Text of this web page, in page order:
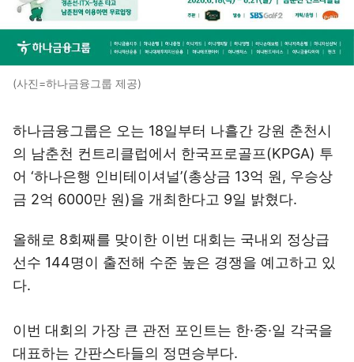
(사진=하나금융그룹 제공)
하나금융그룹은 오는 18일부터 나흘간 강원 춘천시
의 남춘천 컨트리클럽에서 한국프로골프(KPGA) 투
어 ‘하나은행 인비테이셔널’(총상금 13억 원, 우승상
금 2억 6000만 원)을 개최한다고 9일 밝혔다.
올해로 8회째를 맞이한 이번 대회는 국내외 정상급
선수 144명이 출전해 수준 높은 경쟁을 예고하고 있
다.
이번 대회의 가장 큰 관전 포인트는 한·중·일 각국을
대표하는 간판스타들의 정면승부다.